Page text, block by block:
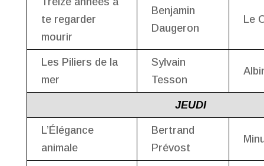
te regarder
mourir
Benjamin
Daugeron
Le
Les Piliers de la
mer
Sylvain
Tesson
JEUDI
L’Élégance
animale
Bertrand
Prévost